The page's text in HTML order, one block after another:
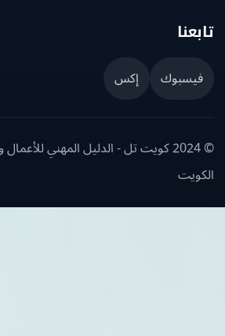
إكس
© 2024 كويت تل - الدليل المهني للأعمال